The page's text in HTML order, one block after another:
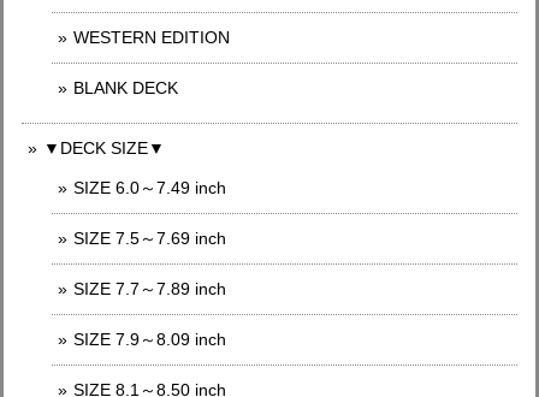
WESTERN EDITION
BLANK DECK
▼DECK SIZE▼
SIZE 6.0～7.49 inch
SIZE 7.5～7.69 inch
SIZE 7.7～7.89 inch
SIZE 7.9～8.09 inch
SIZE 8.1～8.50 inch